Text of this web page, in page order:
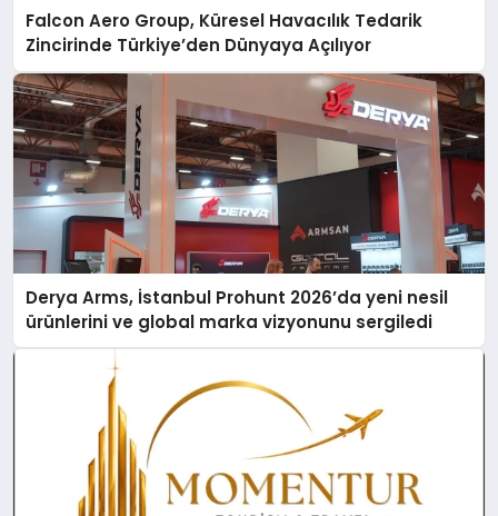
Falcon Aero Group, Küresel Havacılık Tedarik
Zincirinde Türkiye’den Dünyaya Açılıyor
Derya Arms, İstanbul Prohunt 2026’da yeni nesil
ürünlerini ve global marka vizyonunu sergiledi